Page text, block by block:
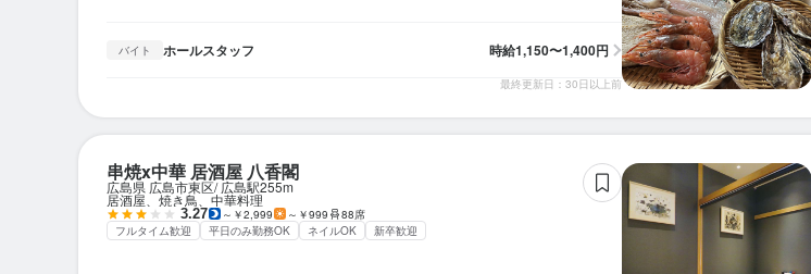
バイト ホールスタッフ 時給1,150〜1,400円
最終更新日：30日以上前
串焼x中華 居酒屋 八香閣
広島県 広島市東区 広島駅255m
居酒屋、焼き鳥、中華料理
3.27 ～￥2,999 ～￥999
88席
フルタイム歓迎
平日のみ勤務OK ネイルOK 新卒歓迎